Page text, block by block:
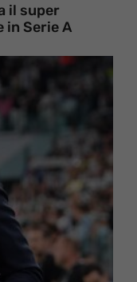
il super
Serie A